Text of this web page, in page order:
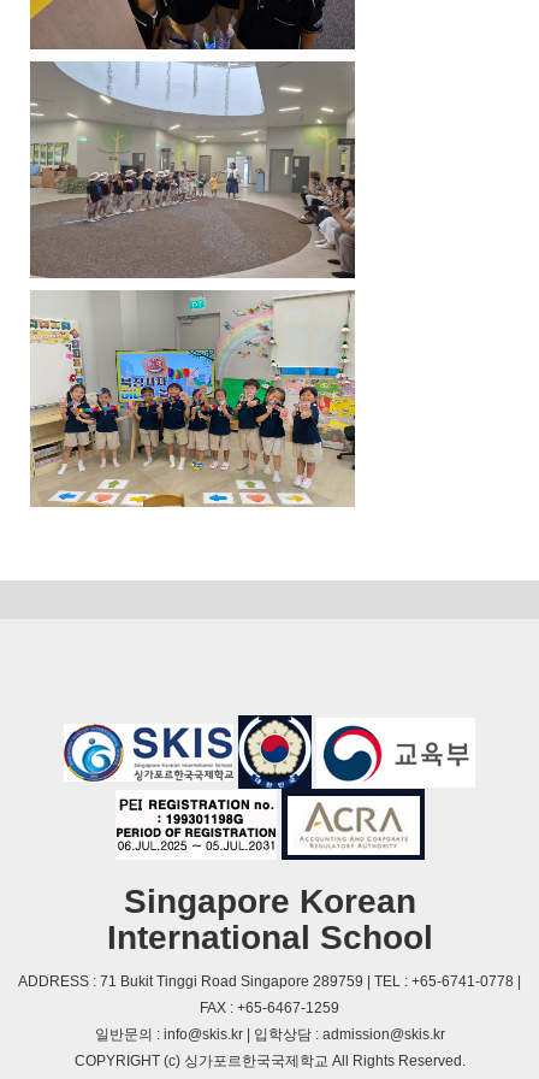
Singapore Korean
International School
ADDRESS : 71 Bukit Tinggi Road Singapore 289759 | TEL : +65-6741-0778 |
FAX : +65-6467-1259
일반문의 : info@skis.kr | 입학상담 : admission@skis.kr
COPYRIGHT (c) 싱가포르한국국제학교 All Rights Reserved.